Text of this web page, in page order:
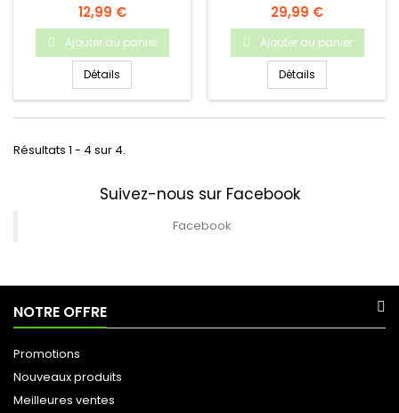
12,99 €
Ajouter au panier
Détails
29,99 €
Ajouter au panier
Détails
Résultats 1 - 4 sur 4.
Suivez-nous sur Facebook
Facebook
NOTRE OFFRE
Promotions
Nouveaux produits
Meilleures ventes